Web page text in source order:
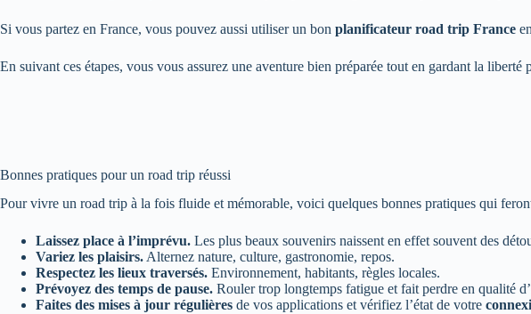
Si vous partez en France, vous pouvez aussi utiliser un bon planificateur road trip France
En suivant ces étapes, vous vous assurez une aventure bien préparée tout en gardant la
Bonnes pratiques pour un road trip réussi
Pour vivre un road trip à la fois fluide et mémorable, voici quelques bonnes pratiques qui
Laissez place à l’imprévu. Les plus beaux souvenirs naissent en effet souvent des
Variez les plaisirs. Alternez nature, culture, gastronomie, repos.
Respectez les lieux traversés. Environnement, habitants, règles locales.
Prévoyez des temps de pause. Rouler trop longtemps fatigue et fait perdre en qualité
Faites des mises à jour régulières de vos applications et vérifiez l’état de votre